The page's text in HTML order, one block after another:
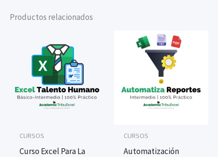
Productos relacionados
CURSOS
Curso Excel Para La
CURSOS
Automatización